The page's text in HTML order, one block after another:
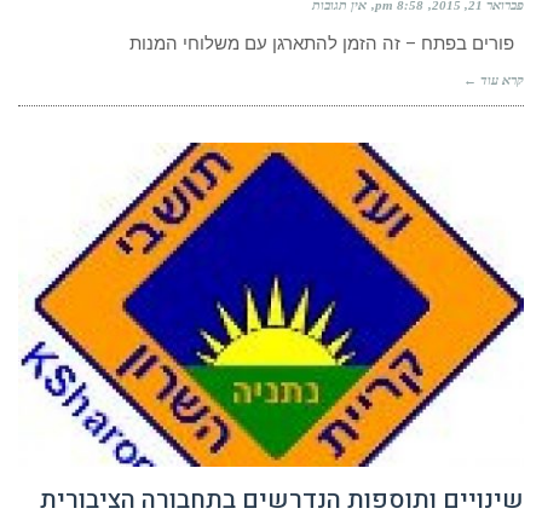
פורים בפתח – זה הזמן להתארגן עם משלוחי המנות
קרא עוד ←
שינויים ותוספות הנדרשים בתחבורה הציבורית
בקריית השרון